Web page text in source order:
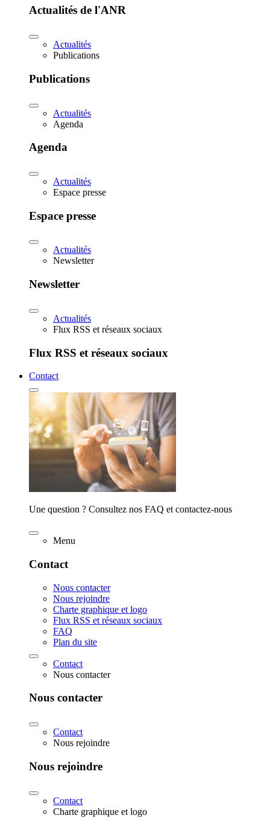
Actualités de l'ANR
Actualités
Publications
Publications
Actualités
Agenda
Agenda
Actualités
Espace presse
Espace presse
Actualités
Newsletter
Newsletter
Actualités
Flux RSS et réseaux sociaux
Flux RSS et réseaux sociaux
Contact
Une question ? Consultez nos FAQ et contactez-nous
Menu
Contact
Nous contacter
Nous rejoindre
Charte graphique et logo
Flux RSS et réseaux sociaux
FAQ
Plan du site
Contact
Nous contacter
Nous contacter
Contact
Nous rejoindre
Nous rejoindre
Contact
Charte graphique et logo